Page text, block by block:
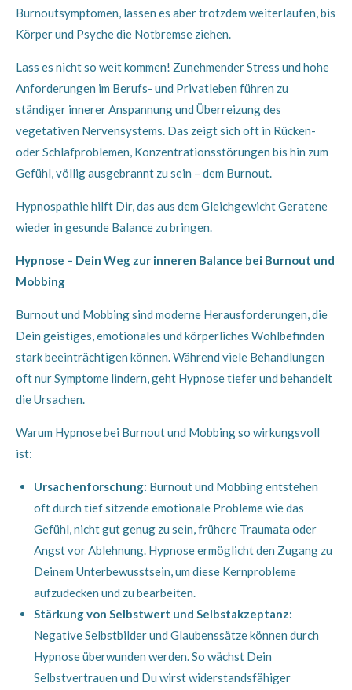
Burnoutsymptomen, lassen es aber trotzdem weiterlaufen, bis
Körper und Psyche die Notbremse ziehen.
Lass es nicht so weit kommen! Zunehmender Stress und hohe
Anforderungen im Berufs- und Privatleben führen zu
ständiger innerer Anspannung und Überreizung des
vegetativen Nervensystems. Das zeigt sich oft in Rücken-
oder Schlafproblemen, Konzentrationsstörungen bis hin zum
Gefühl, völlig ausgebrannt zu sein – dem Burnout.
Hypnospathie hilft Dir, das aus dem Gleichgewicht Geratene
wieder in gesunde Balance zu bringen.
Hypnose – Dein Weg zur inneren Balance bei Burnout und
Mobbing
Burnout und Mobbing sind moderne Herausforderungen, die
Dein geistiges, emotionales und körperliches Wohlbefinden
stark beeinträchtigen können. Während viele Behandlungen
oft nur Symptome lindern, geht Hypnose tiefer und behandelt
die Ursachen.
Warum Hypnose bei Burnout und Mobbing so wirkungsvoll
ist:
Ursachenforschung: Burnout und Mobbing entstehen
oft durch tief sitzende emotionale Probleme wie das
Gefühl, nicht gut genug zu sein, frühere Traumata oder
Angst vor Ablehnung. Hypnose ermöglicht den Zugang zu
Deinem Unterbewusstsein, um diese Kernprobleme
aufzudecken und zu bearbeiten.
Stärkung von Selbstwert und Selbstakzeptanz:
Negative Selbstbilder und Glaubenssätze können durch
Hypnose überwunden werden. So wächst Dein
Selbstvertrauen und Du wirst widerstandsfähiger